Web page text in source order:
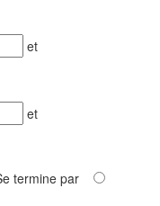
et
et
termine par